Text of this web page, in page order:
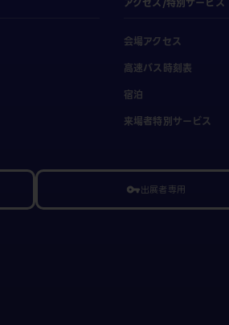
会場アクセス
高速バス時刻表
宿泊
来場者特別サービス
vpn_key出展者専用